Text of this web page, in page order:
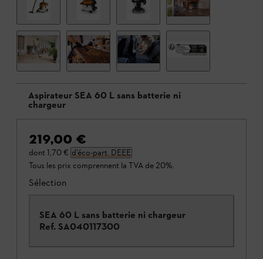
Aspirateur SEA 60 L sans batterie ni
chargeur
219,00 €
dont 1,70 € d’éco-part. DEEE
Tous les prix comprennent la TVA de 20%.
Sélection
SEA 60 L sans batterie ni chargeur
Ref. SA040117300